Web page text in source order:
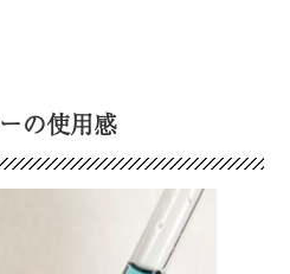
の使用感